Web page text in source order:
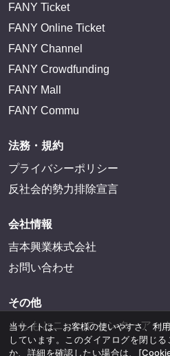
FANY Ticket
FANY Online Ticket
FANY Channel
FANY Crowdfunding
FANY Mall
FANY Commu
法務・規約
プライバシーポリシー
反社会的勢力排除宣言
会社情報
吉本興業株式会社
お問い合わせ
その他
よしもとニュースセンターアー
当サイトは、お客様の使いやすさ、利
しています。このダイアログを閉じ
か、詳細を確認したい場合は、